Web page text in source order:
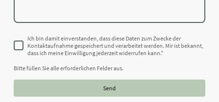
Ich bin damit einverstanden, dass diese Daten zum Zwecke der
Kontaktaufnahme gespeichert und verarbeitet werden. Mir ist bekannt,
dass ich meine Einwilligung jederzeit widerrufen kann.*
Bitte füllen Sie alle erforderlichen Felder aus.
Send